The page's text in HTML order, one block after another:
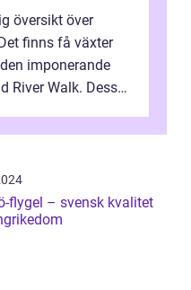
översikt över
finns få växter
imponerande
River Walk. Dess
flygel – svensk kvalitet